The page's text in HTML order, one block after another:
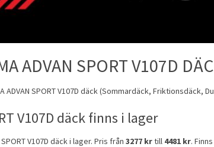
ADVAN SPORT V107D
ADVAN SPORT V107D däck (Sommardäck, Friktionsdäck,
V107D däck finns i lager
V107D däck i lager. Pris från 3277 krtill 4481 kr.